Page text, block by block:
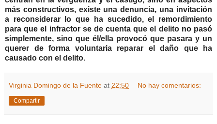
más constructivos, existe una denuncia, una invitación
a reconsiderar lo que ha sucedido, el remordimiento
para que el infractor se de cuenta que el delito no pasó
simplemente, sino que él/ella provocó que pasara y un
querer de forma voluntaria reparar el daño que ha
causado con el delito.
Virginia Domingo de la Fuente at 22:50 No hay comentarios:
Compartir